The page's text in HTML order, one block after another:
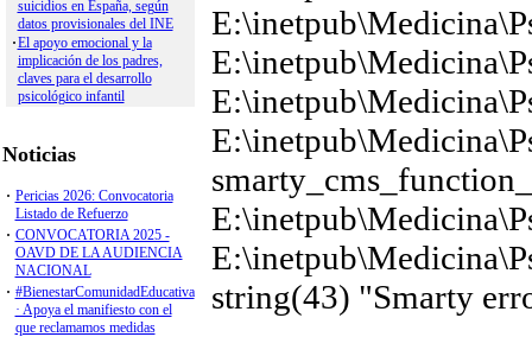
Mediación
Perfiles Profesionales
Psicología Educativa
Psicothema
Psicología Aplicada al
Work and Organizational
Psycho. Applied Legal